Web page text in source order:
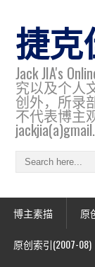
捷克
Jack JIA's
究以及个人
创外，所录
不代表博主
博主素描 原
原创索引(2007-08)